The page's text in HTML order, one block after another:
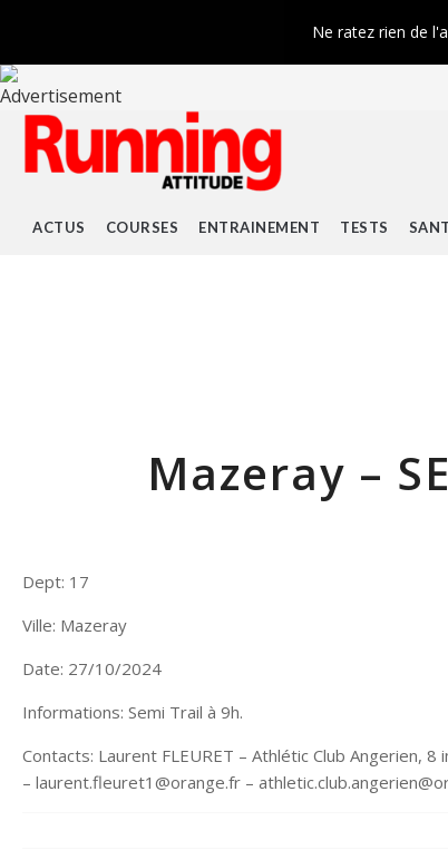
ACTUS COURSES ENTRAINEMENT TESTS
Mazeray –
Dept: 17
Ville: Mazeray
Date: 27/10/2024
Informations: Semi Trail à 9h.
Contacts: Laurent FLEURET – Athlétic Club Angerien,
– laurent.fleuret1@orange.fr –
Ne ratez rien de